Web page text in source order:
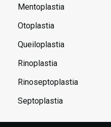
Mentoplastia
Otoplastia
Queiloplastia
Rinoplastia
Rinoseptoplastia
Septoplastia